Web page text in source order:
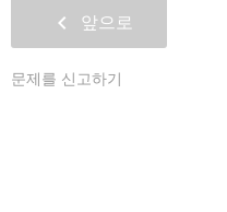
chevron_left 앞으로
문제를 신고하기